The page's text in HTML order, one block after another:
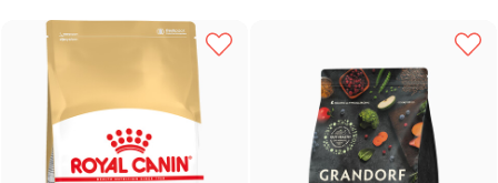
Мейн-кун — вероятно, одна из самых древних пород кошек
в Северной Америке. Первое упоминание о предках
сегодняшних мейн-кунов было зафиксировано в штате
Мейн в 1850-е годы. Несмотря на свой «дикий» вид,
представители этой породы отличаются мягким
характером.